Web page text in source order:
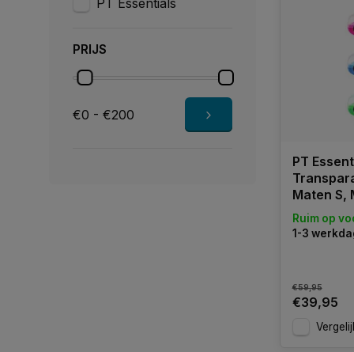
PT Essentials
PRIJS
€0 - €200
PT
Maten S,
Ruim op
1-3
€59,95
€39,95